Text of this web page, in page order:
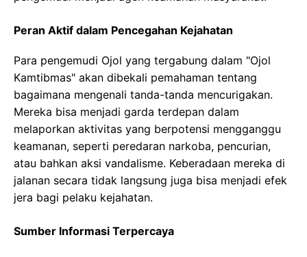
Peran Aktif dalam Pencegahan Kejahatan
Para pengemudi Ojol yang tergabung dalam "Ojol
Kamtibmas" akan dibekali pemahaman tentang
bagaimana mengenali tanda-tanda mencurigakan.
Mereka bisa menjadi garda terdepan dalam
melaporkan aktivitas yang berpotensi mengganggu
keamanan, seperti peredaran narkoba, pencurian,
atau bahkan aksi vandalisme. Keberadaan mereka di
jalanan secara tidak langsung juga bisa menjadi efek
jera bagi pelaku kejahatan.
Sumber Informasi Terpercaya